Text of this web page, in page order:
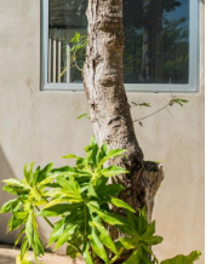
合水体的水更加接
，而不需要通过封